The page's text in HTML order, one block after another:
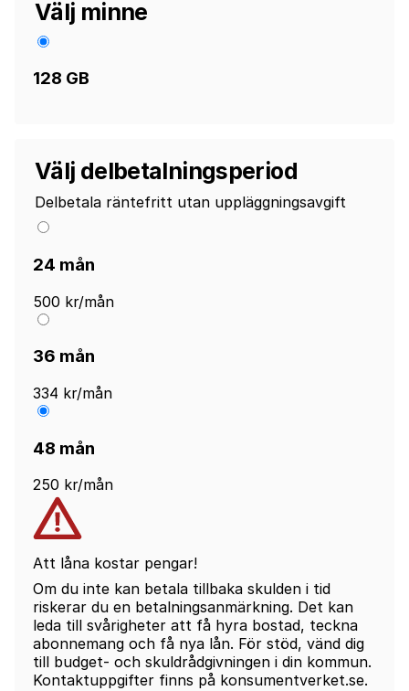
Välj minne
128 GB
Välj delbetalningsperiod
Delbetala räntefritt utan uppläggningsavgift
24 mån
500 kr/mån
36 mån
334 kr/mån
48 mån
250 kr/mån
Att låna kostar pengar!
Om du inte kan betala tillbaka skulden i tid
riskerar du en betalningsanmärkning. Det kan
leda till svårigheter att få hyra bostad, teckna
abonnemang och få nya lån. För stöd, vänd dig
till budget- och skuldrådgivningen i din kommun.
Kontaktuppgifter finns på konsumentverket.se.